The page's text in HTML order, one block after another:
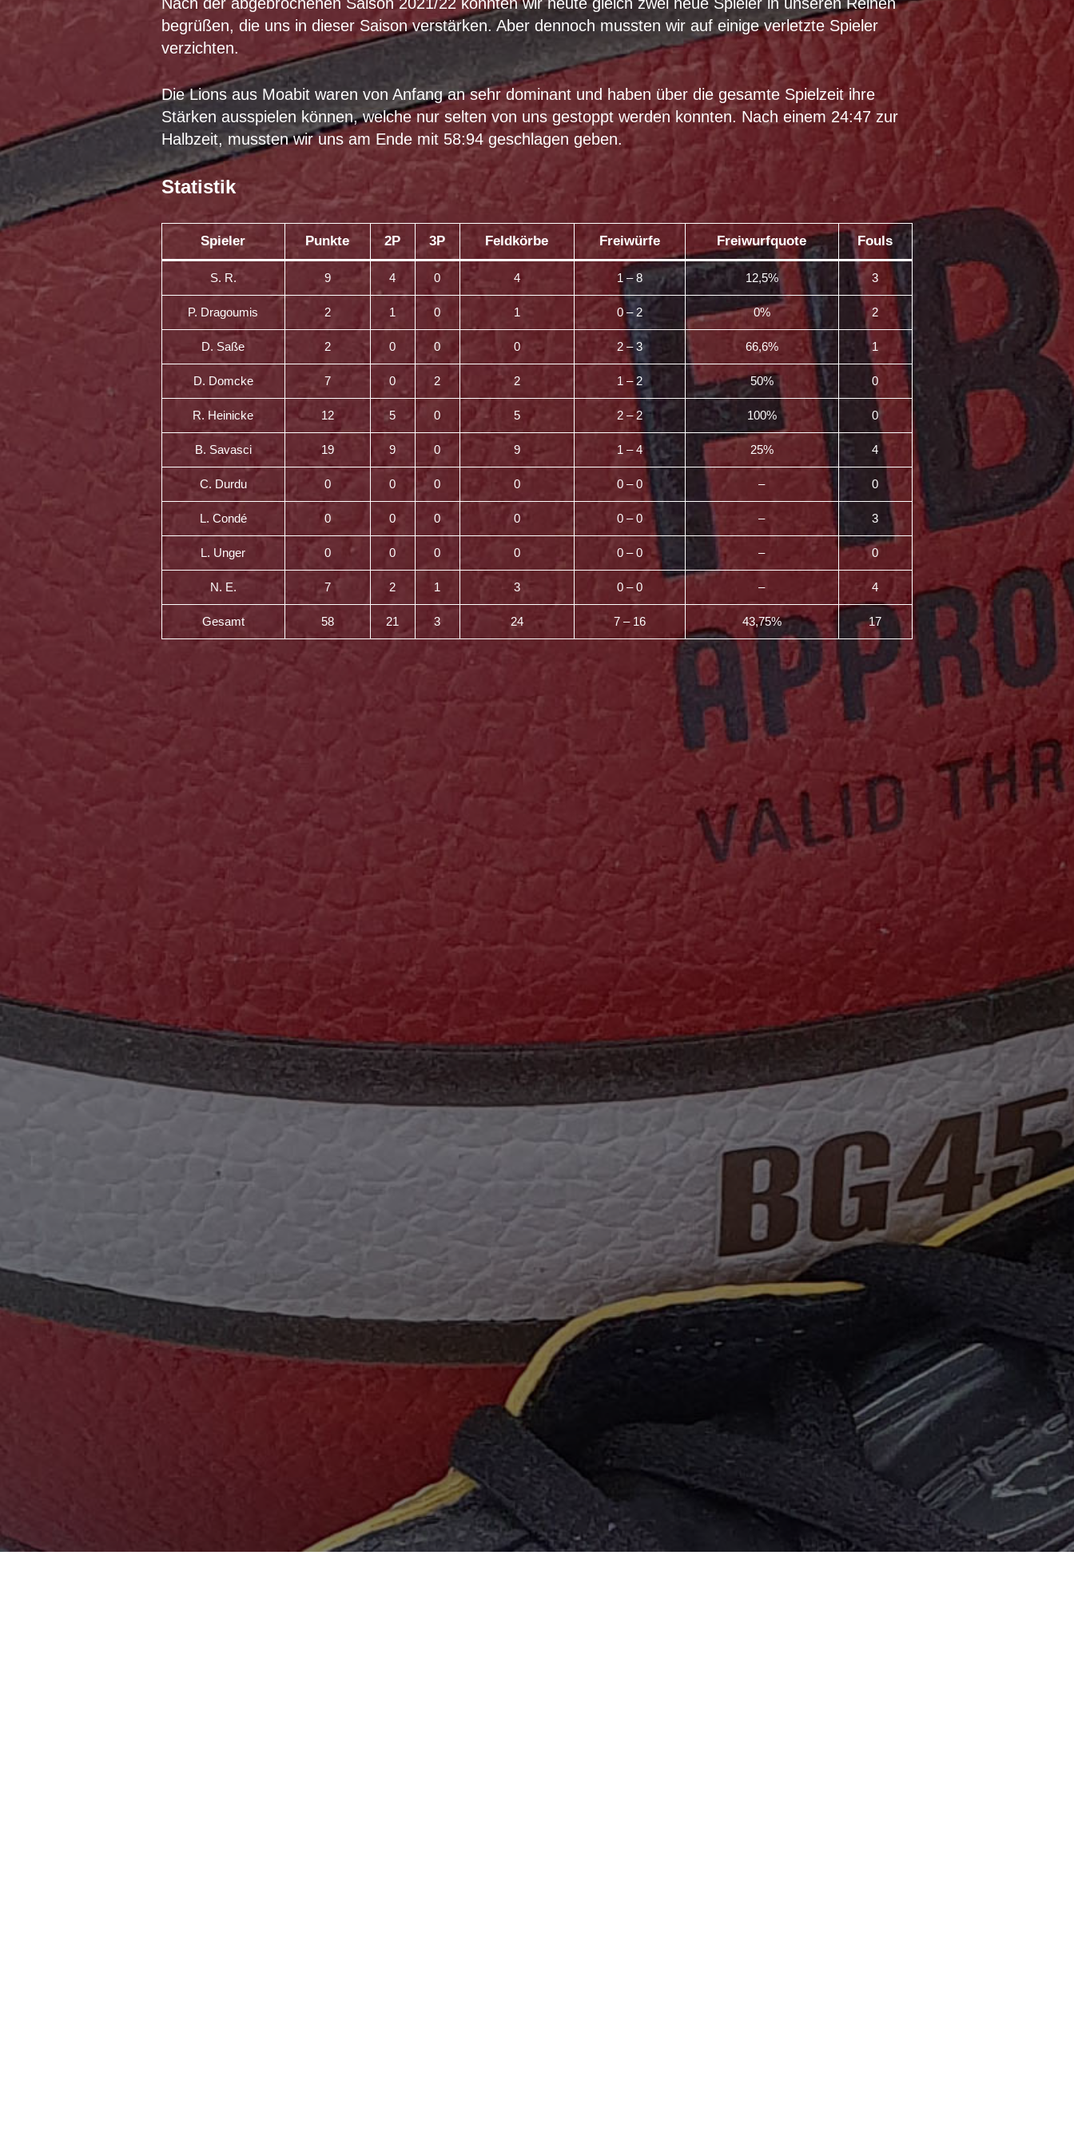
begrüßen, die uns in dieser Saison verstärken. Aber dennoch mussten wir auf einige verletzte Spieler
verzichten.
Die Lions aus Moabit waren von Anfang an sehr dominant und haben über die gesamte Spielzeit ihre
Stärken ausspielen können, welche nur selten von uns gestoppt werden konnten. Nach einem 24:47 zur
Halbzeit, mussten wir uns am Ende mit 58:94 geschlagen geben.
Statistik
Spieler Punkte 2P 3P Feldkörbe Freiwürfe Freiwurfquote Fouls
S. R. 9 4 0 4 1 – 8 12,5% 3
P. Dragoumis 2 1 0 1 0 – 2 0% 2
D. Saße 2 0 0 0 2 – 3 66,6% 1
D. Domcke 7 0 2 2 1 – 2 50% 0
R. Heinicke 12 5 0 5 2 – 2 100% 0
B. Savasci 19 9 0 9 1 – 4 25% 4
C. Durdu 0 0 0 0 0 – 0 – 0
L. Condé 0 0 0 0 0 – 0 – 3
L. Unger 0 0 0 0 0 – 0 – 0
N. E. 7 2 1 3 0 – 0 – 4
Gesamt 58 21 3 24 7 – 16 43,75% 17